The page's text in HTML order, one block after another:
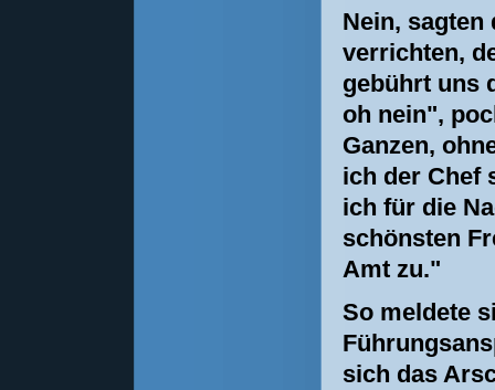
Nein, sagten
verrichten,
gebührt uns
oh nein",
Ganzen,
ich der Chef
ich für die
schönsten
Amt zu."
So meldete
sich das